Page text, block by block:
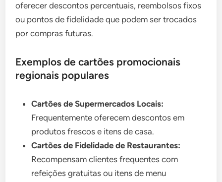
oferecer descontos percentuais, reembolsos fixos
ou pontos de fidelidade que podem ser trocados
por compras futuras.
Exemplos de cartões promocionais
regionais populares
Cartões de Supermercados Locais:
Frequentemente oferecem descontos em
produtos frescos e itens de casa.
Cartões de Fidelidade de Restaurantes:
Recompensam clientes frequentes com
refeições gratuitas ou itens de menu